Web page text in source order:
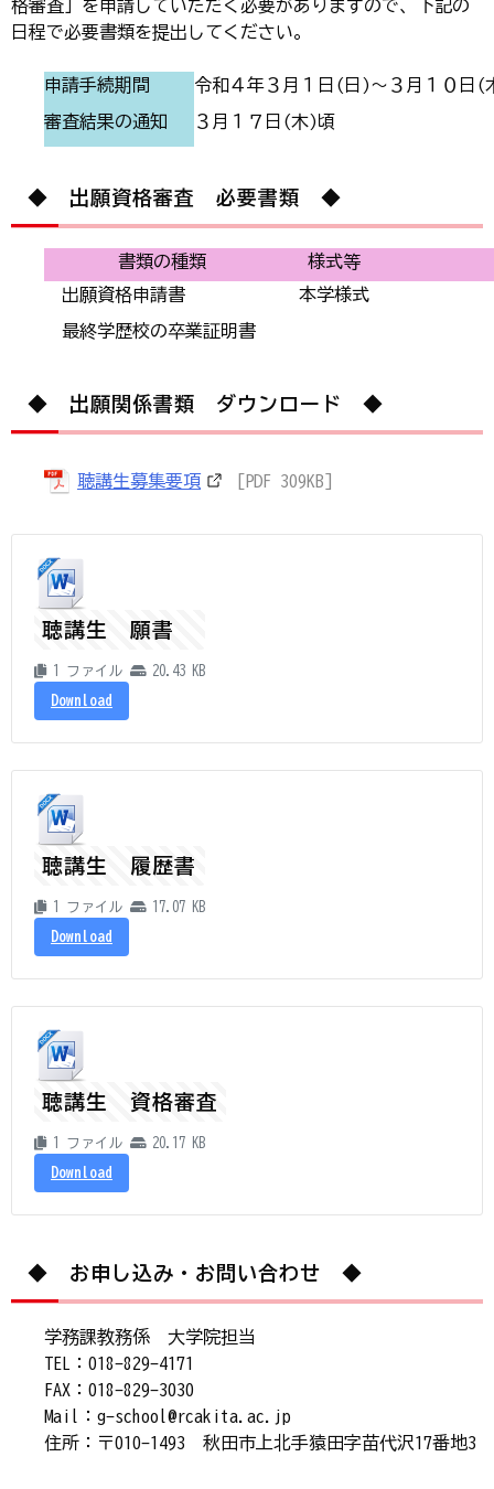
格審査」を申請していただく必要がありますので、下記の
日程で必要書類を提出してください。
申請手続期間 令和４年３月１日(日)～３月１０日(
審査結果の通知 ３月１７日(木)頃
◆ 出願資格審査 必要書類 ◆
書類の種類
様式等
出願資格申請書
本学様式
最終学歴校の卒業証明書
◆ 出願関係書類 ダウンロード ◆
聴講生募集要項 [PDF 309KB]
聴講生 願書
1 ファイル 20.43 KB
Download
聴講生 履歴書
1 ファイル 17.07 KB
Download
聴講生 資格審査
1 ファイル 20.17 KB
Download
◆ お申し込み・お問い合わせ ◆
学務課教務係 大学院担当
TEL：018-829-4171
FAX：018-829-3030
Mail：g-school@rcakita.ac.jp
住所：〒010-1493 秋田市上北手猿田字苗代沢17番地3